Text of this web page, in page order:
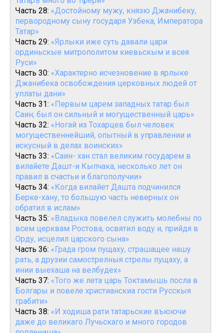
Часть 28: «Достойному мужу, князю Джанибеку,
первородному сыну государя Узбека, Императора
Татар»
Часть 29: «Ярлыки иже суть давали цари
ординьскые митрополитом киевьскым и всея
Руси»
Часть 30: «Характерно исчезновение в ярлыке
Джанибека освобождения церковных людей от
уплаты дани»
Часть 31: «Первым царем западных татар был
Саин; был он сильный и могущественный царь»
Часть 32: «Ногай из Тохарцев был человек
могущественнейший, опытный в управлении и
искусный в делах воинских»
Часть 33: «Саин- хан стал великим государем в
вилайете Дашт-и Кыпчака, несколько лет он
правил в счастьи и благополучии»
Часть 34: «Когда вилайет Дашта подчинился
Берке-хану, то большую часть неверных он
обратил в ислам»
Часть 35: «Владыка повелел служить молебны по
всем церквам Ростова, освятил воду и, прийдя в
Орду, исцелил царского сына»
Часть 36: «Града гром пущаху, страшащее нашу
рать, а друзии самострелныя стрелы пущаху, а
инии выехаша на велбудех»
Часть 37: «Того же лета царь Токтамышь посла в
Болгары и повеле христианскиа гости Русскыя
грабити»
Часть 38: «И ходиша рати татарьские въюючи
даже до великаго Лучьскаго и много городов